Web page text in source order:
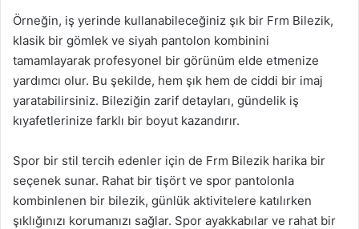
Örneğin, iş yerinde kullanabileceğiniz şık bir Frm Bilezik,
klasik bir gömlek ve siyah pantolon kombinini
tamamlayarak profesyonel bir görünüm elde etmenize
yardımcı olur. Bu şekilde, hem şık hem de ciddi bir imaj
yaratabilirsiniz. Bileziğin zarif detayları, gündelik iş
kıyafetlerinize farklı bir boyut kazandırır.
Spor bir stil tercih edenler için de Frm Bilezik harika bir
seçenek sunar. Rahat bir tişört ve spor pantolonla
kombinlenen bir bilezik, günlük aktivitelere katılırken
şıklığınızı korumanızı sağlar. Spor ayakkabılar ve rahat bir